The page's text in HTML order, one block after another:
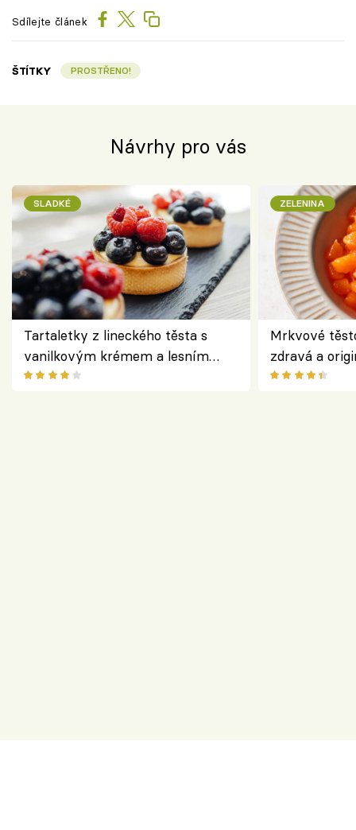
Sdílejte článek
ŠTÍTKY PROSTŘENO!
Návrhy pro vás
SLADKÉ
Tartaletky z lineckého těsta s
vanilkovým krémem a lesním
ovocem podle Bread Society
ZELENINA
Mrkvové
zdravá a
klasiky